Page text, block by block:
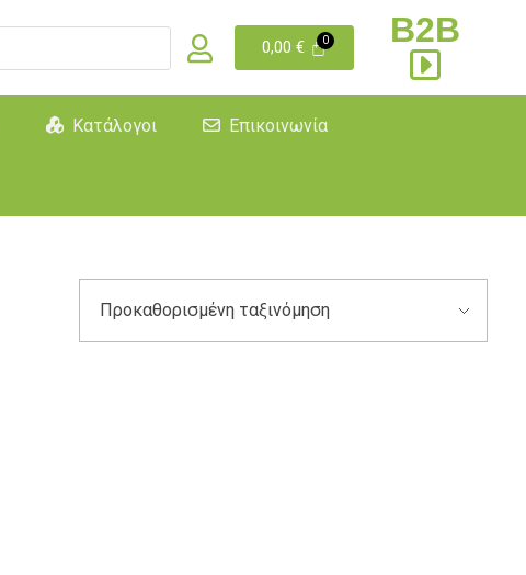
0,00€ B2B
Κατάλογοι Επικοινωνία